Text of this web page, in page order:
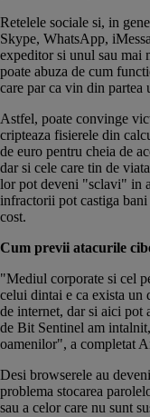
Retelele sociale si, in
Skype, WhatsApp,
expeditor si unul sau mai
poate abuza de cum
care par ca vin din
Astfel, poate convinge
cripteaza fisierele din
de euro pentru cheia de
dar si cele care tin de
lor pot deveni "sclavi" in
infractorii pot castiga
cost.
Cum previi atacurile
"Mediul corporate si cel
celui dintai e ca exista un
de internet, dar si aici pot
de Bit Sentinel am
oamenilor", a completat
Desi browserele au
problema stocarea
sau a celor care nu sunt